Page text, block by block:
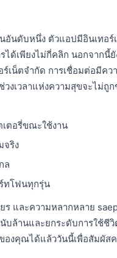
อันดับหนึ่ง ตัวแอปมีอินเทอร์
ด้เพียงไม่กี่คลิก นอกจากนี้
น็ตจำกัด การเชื่อมต่อมีคว
งเวลาแห่งความสุขจะไม่ถูก
ตอรี่ขณะใช้งาน
จริง
ล
ทโฟนทุกรุ่น
และความหลากหลาย
บล้านและยกระดับการใช้ชี
งคุณได้แล้ววันนี้เพื่อสัมผัส